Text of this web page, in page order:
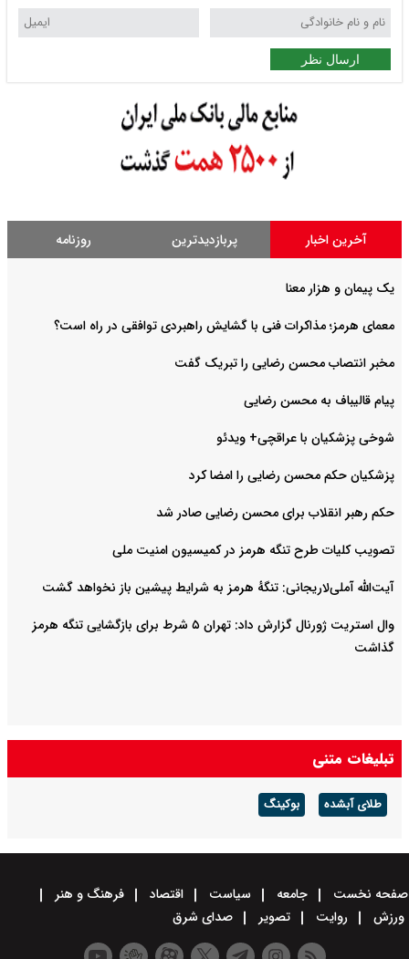
ارسال نظر
آخرین اخبار پربازدیدترین روزنامه
یک پیمان و هزار معنا
معمای هرمز؛ مذاکرات فنی با گشایش راهبردی توافقی در راه است؟
مخبر انتصاب محسن رضایی را تبریک گفت
پیام قالیباف به محسن رضایی
شوخی پزشکیان با عراقچی+ ویدئو
پزشکیان حکم محسن رضایی را امضا کرد
حکم رهبر انقلاب برای محسن رضایی صادر شد
تصویب کلیات طرح تنگه هرمز در کمیسیون امنیت ملی
آیت‌الله آملی‌لاریجانی: تنگهٔ هرمز به شرایط پیشین باز نخواهد گشت
وال استریت ژورنال گزارش داد: تهران ۵ شرط برای بازگشایی تنگه هرمز
گذاشت
تبلیغات متنی
طلای آبشده بوکینگ
صفحه نخست جامعه سیاست اقتصاد
فرهنگ و هنر
ورزش
روایت تصویر صدای شرق